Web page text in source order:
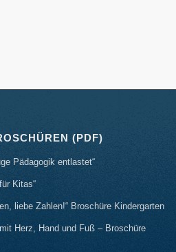
(PDF)
Pädagogik entlastet“
Kitas“
liebe Zahlen!“ Broschüre Kindergarten
Herz, Hand und Fuß – Broschüre